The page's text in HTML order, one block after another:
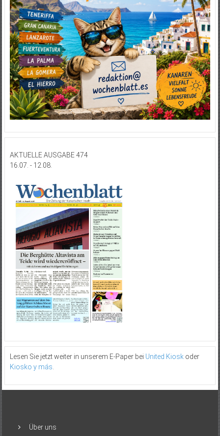
AKTUELLE AUSGABE 474
16.07. - 12.08.
Lesen Sie jetzt weiter in unserem E-Paper bei United Kioskoder
Kiosko y más.
Über uns